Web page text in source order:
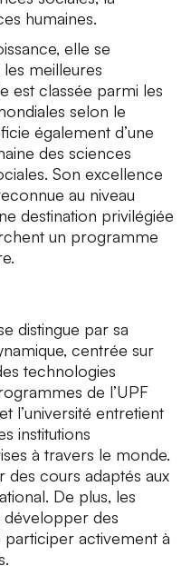
humaines.
elle se
les meilleures
est classée parmi les
selon le
également d’une
des sciences
Son excellence
au niveau
destination privilégiée
un programme
distingue par sa
centrée sur
technologies
de l’UPF
l’université entretient
institutions
à travers le monde.
cours adaptés aux
De plus, les
développer des
activement à